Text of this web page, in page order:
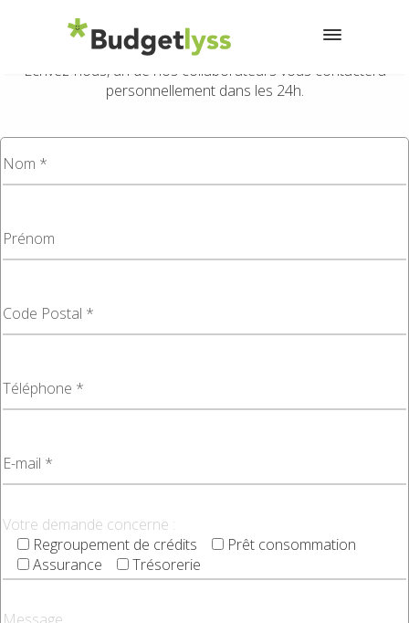
UN PROJET À FINANCER ?
QUESTION ?
Ecrivez-nous, un de nos collaborateurs vous contactera
personnellement dans les 24h.
Votre demande concerne :
Regroupement de crédits
Prêt consommation
Assurance
Trésorerie